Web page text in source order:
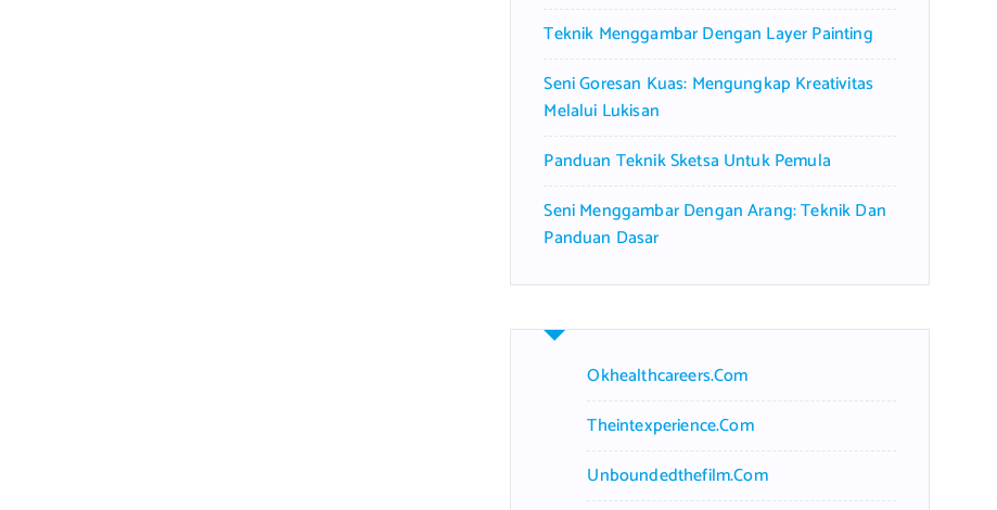
Teknik Menggambar Dengan Layer Painting
Seni Goresan Kuas: Mengungkap Kreativitas
Melalui Lukisan
Panduan Teknik Sketsa Untuk Pemula
Seni Menggambar Dengan Arang: Teknik Dan
Panduan Dasar
Okhealthcareers.com
Theintexperience.com
Unboundedthefilm.com